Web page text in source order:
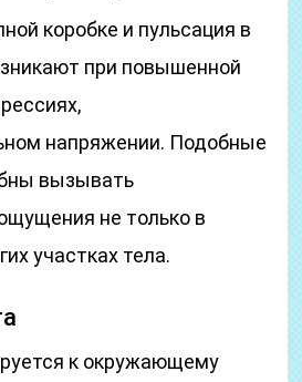
коробке и пульсация в
при повышенной
напряжении. Подобные
вызывать
не только в
участках тела.
к окружающему